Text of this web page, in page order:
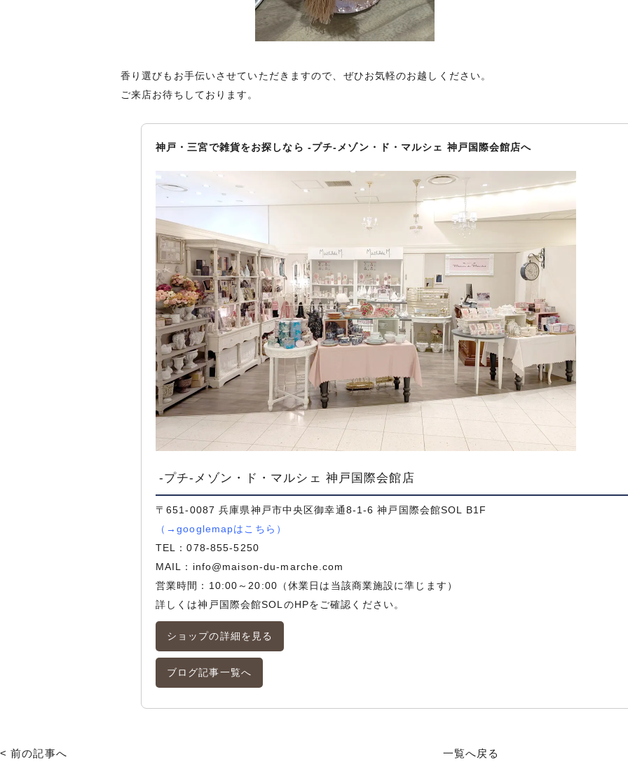
香り選びもお手伝いさせていただきますので、ぜひお気軽のお越しください。
ご来店お待ちしております。
神戸・三宮で雑貨をお探しなら -プチ-メゾン・ド・マルシェ 神戸国際会館店へ
-プチ-メゾン・ド・マルシェ 神戸国際会館店
〒651-0087 兵庫県神戸市中央区御幸通8-1-6 神戸国際会館SOL B1F
（ →googlemapはこちら ）
TEL：078-855-5250
MAIL： info@maison-du-marche.com
営業時間：10:00～20:00（休業日は当該商業施設に準じます）
詳しくは神戸国際会館SOLのHPをご確認ください。
ショップの詳細を見る
ブログ記事一覧へ
< 前の記事へ 一覧へ戻る